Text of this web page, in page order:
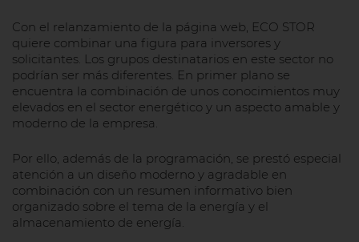
Con el relanzamiento de la página web, ECO STOR
quiere combinar una figura para inversores y
solicitantes. Los grupos destinatarios en este sector no
podrían ser más diferentes. En primer plano se
encuentra la combinación de unos conocimientos muy
elevados en el sector energético y un aspecto amable y
moderno de la empresa.
Por ello, además de la programación, se prestó especial
atención a un diseño moderno y agradable en
combinación con un resumen informativo bien
organizado sobre el tema de la energía y el
almacenamiento de energía.